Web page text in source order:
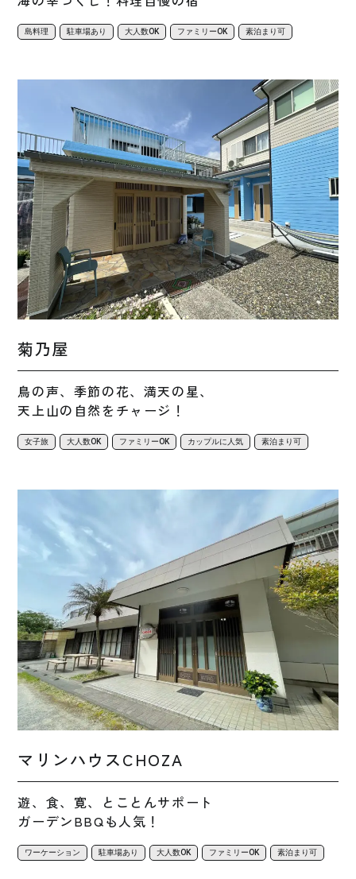
島料理 駐車場あり 大人数OK ファミリーOK 素泊まり可
菊乃屋
鳥の声、季節の花、満天の星、
天上山の自然をチャージ！
女子旅 大人数OK ファミリーOK カップルに人気 素泊まり可
マリンハウスCHOZA
遊、食、寛、とことんサポート
ガーデンBBQも人気！
ワーケーション 駐車場あり 大人数OK ファミリーOK 素泊まり可